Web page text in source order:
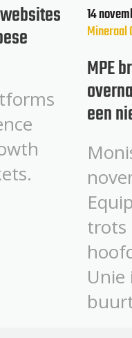
14
Mineraal
MPE
een
trots
Unie